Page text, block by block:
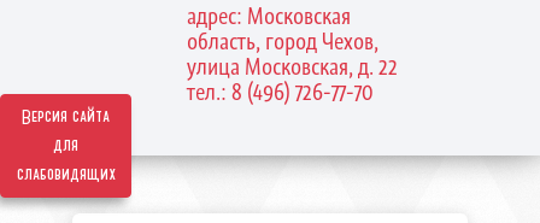
Версия сайта
для
слабовидящих
адрес: Московская
область, город Чехов,
улица Московская, д. 22
тел.: 8 (496) 726-77-70